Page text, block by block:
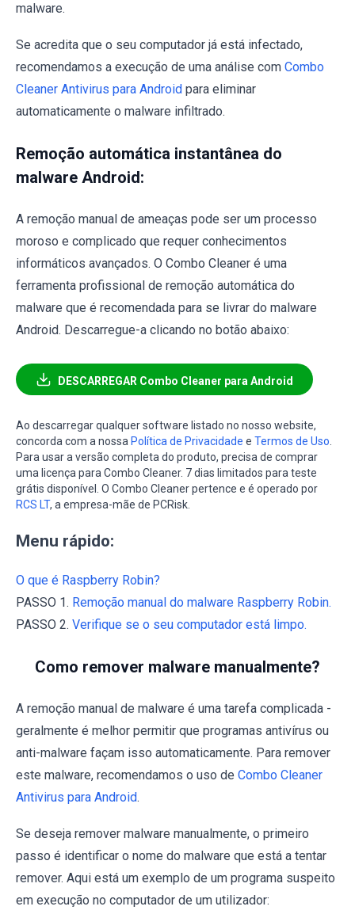
malware.
Se acredita que o seu computador já está infectado,
recomendamos a execução de uma análise com Combo
Cleaner Antivirus para Android para eliminar
automaticamente o malware infiltrado.
Remoção automática instantânea do
malware Android:
A remoção manual de ameaças pode ser um processo
moroso e complicado que requer conhecimentos
informáticos avançados. O Combo Cleaner é uma
ferramenta profissional de remoção automática do
malware que é recomendada para se livrar do malware
Android. Descarregue-a clicando no botão abaixo:
DESCARREGAR Combo Cleaner para Android
Ao descarregar qualquer software listado no nosso website,
concorda com a nossa Política de Privacidade e Termos de Uso.
Para usar a versão completa do produto, precisa de comprar
uma licença para Combo Cleaner. 7 dias limitados para teste
grátis disponível. O Combo Cleaner pertence e é operado por
RCS LT, a empresa-mãe de PCRisk.
Menu rápido:
O que é Raspberry Robin?
PASSO 1. Remoção manual do malware Raspberry Robin.
PASSO 2. Verifique se o seu computador está limpo.
Como remover malware manualmente?
A remoção manual de malware é uma tarefa complicada -
geralmente é melhor permitir que programas antivírus ou
anti-malware façam isso automaticamente. Para remover
este malware, recomendamos o uso de Combo Cleaner
Antivirus para Android.
Se deseja remover malware manualmente, o primeiro
passo é identificar o nome do malware que está a tentar
remover. Aqui está um exemplo de um programa suspeito
em execução no computador de um utilizador: